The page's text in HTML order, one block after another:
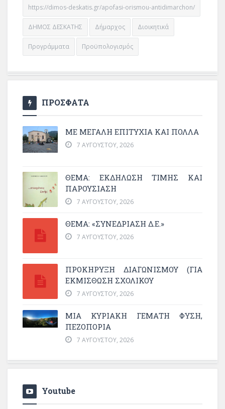
https://dimos-deskatis.gr/apofasi-orismou-antidimarchon/
ΔΗΜΟΣ ΔΕΣΚΑΤΗΣ Δήμαρχος Διοικητικά
Προγράμματα Προϋπολογισμός
ΠΡΟΣΦΑΤΑ
ΜΕ ΜΕΓΆΛΗ ΕΠΙΤΥΧΊΑ ΚΑΙ ΠΟΛΛΆ
7 ΑΥΓΟΎΣΤΟΥ, 2026
ΘΈΜΑ: ΕΚΔΉΛΩΣΗ ΤΙΜΉΣ ΚΑΙ
ΠΑΡΟΥΣΊΑΣΗ
7 ΑΥΓΟΎΣΤΟΥ, 2026
ΘΕΜΑ: «ΣΥΝΕΔΡΊΑΣΗ Δ.Ε.»
7 ΑΥΓΟΎΣΤΟΥ, 2026
ΠΡΟΚΗΡΥΞΗ ΔΙΑΓΩΝΙΣΜΟΥ (ΓΙΑ
ΕΚΜΊΣΘΩΣΗ ΣΧΟΛΙΚΟΎ
7 ΑΥΓΟΎΣΤΟΥ, 2026
ΜΙΑ ΚΥΡΙΑΚΉ ΓΕΜΆΤΗ ΦΎΣΗ,
ΠΕΖΟΠΟΡΊΑ
7 ΑΥΓΟΎΣΤΟΥ, 2026
Youtube